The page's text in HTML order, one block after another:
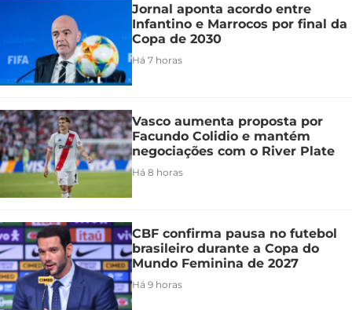
Jornal aponta acordo entre
Infantino e Marrocos por final da
Copa de 2030
Há 7 horas
Vasco aumenta proposta por
Facundo Colidio e mantém
negociações com o River Plate
Há 8 horas
CBF confirma pausa no futebol
brasileiro durante a Copa do
Mundo Feminina de 2027
Há 9 horas